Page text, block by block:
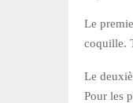
Le
coquille.
Le
Pour les